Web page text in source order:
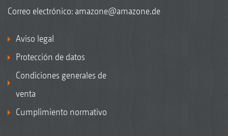
Correo electrónico: amazone@amazone.de
Aviso legal
Protección de datos
Condiciones generales de
venta
Cumplimiento normativo